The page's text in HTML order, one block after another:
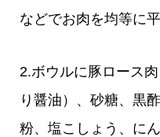
などでお肉を均等に
2.ボウルに豚ロース
り醤油）、砂糖、黒
粉、塩こしょう、に